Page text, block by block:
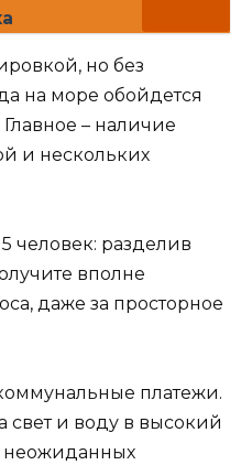
но без
на море обойдется
– наличие
и нескольких
человек: разделив
вполне
даже за просторное
платежи.
свет и воду в высокий
неожиданных